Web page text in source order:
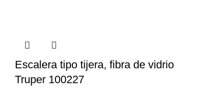
Escalera tipo tijera, fibra de vidrio
Truper 100227